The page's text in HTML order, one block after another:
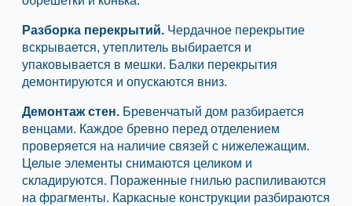
Разборка перекрытий. Чердачное перекрытие
вскрывается, утеплитель выбирается и
упаковывается в мешки. Балки перекрытия
демонтируются и опускаются вниз.
Демонтаж стен. Бревенчатый дом разбирается
венцами. Каждое бревно перед отделением
проверяется на наличие связей с нижележащим.
Целые элементы снимаются целиком и
складируются. Пораженные гнилью распиливаются
на фрагменты. Каркасные конструкции разбираются